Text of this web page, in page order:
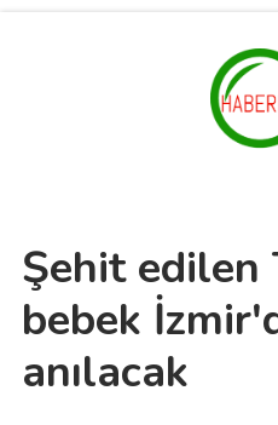
Şehit edilen
bebek
anılacak